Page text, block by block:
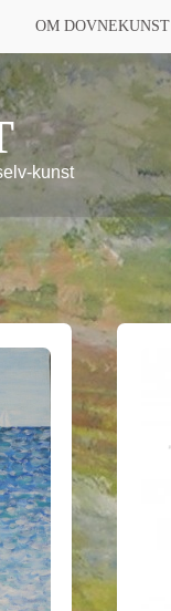
OM DOVNEKUNST
kunst